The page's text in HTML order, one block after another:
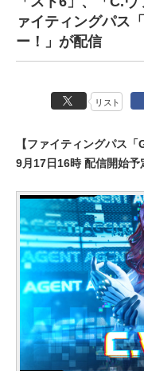
ァイティングパス
ー！」が配信
リスト
【ファイティングパス
9月17日16時 配信開始予